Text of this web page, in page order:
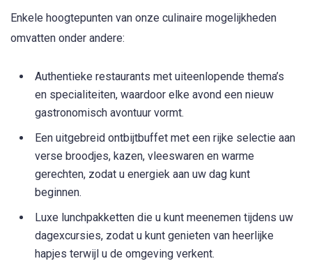
Enkele hoogtepunten van onze culinaire mogelijkheden
omvatten onder andere:
Authentieke restaurants met uiteenlopende thema’s
en specialiteiten, waardoor elke avond een nieuw
gastronomisch avontuur vormt.
Een uitgebreid ontbijtbuffet met een rijke selectie aan
verse broodjes, kazen, vleeswaren en warme
gerechten, zodat u energiek aan uw dag kunt
beginnen.
Luxe lunchpakketten die u kunt meenemen tijdens uw
dagexcursies, zodat u kunt genieten van heerlijke
hapjes terwijl u de omgeving verkent.